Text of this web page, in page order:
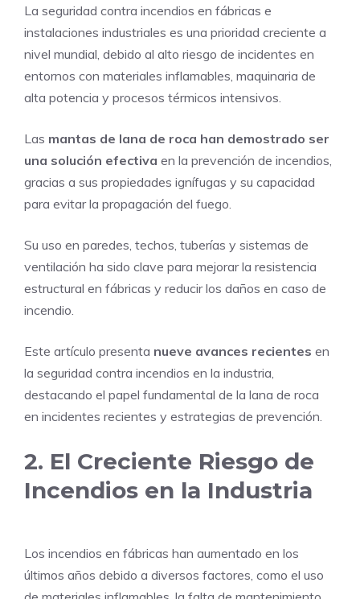
La seguridad contra incendios en fábricas e
instalaciones industriales es una prioridad creciente a
nivel mundial, debido al alto riesgo de incidentes en
entornos con materiales inflamables, maquinaria de
alta potencia y procesos térmicos intensivos.
Las mantas de lana de roca han demostrado ser
una solución efectiva en la prevención de incendios,
gracias a sus propiedades ignífugas y su capacidad
para evitar la propagación del fuego.
Su uso en paredes, techos, tuberías y sistemas de
ventilación ha sido clave para mejorar la resistencia
estructural en fábricas y reducir los daños en caso de
incendio.
Este artículo presenta nueve avances recientes en
la seguridad contra incendios en la industria,
destacando el papel fundamental de la lana de roca
en incidentes recientes y estrategias de prevención.
2. El Creciente Riesgo de
Incendios en la Industria
Los incendios en fábricas han aumentado en los
últimos años debido a diversos factores, como el uso